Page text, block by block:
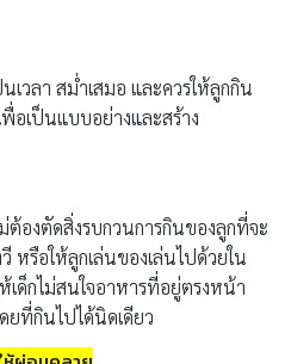
วลา สม่ำเสมอ และควรให้ลูกกิน
อเป็นแบบอย่างและสร้าง
ต้องตัดสิ่งรบกวนการกินของลูกที่จะ
หรือให้ลูกเล่นของเล่นไปด้วยใน
ด็กไม่สนใจอาหารที่อยู่ตรงหน้า
ยที่กินไปได้นิดเดียว